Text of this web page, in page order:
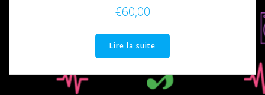
€60,00
Lire la suite